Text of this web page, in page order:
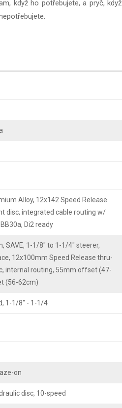
když ho potřebujete, a pryč, když
Alloy, 12x142 Speed Release
disc, integrated cable routing w/
Di2 ready
SAVE, 1-1/8" to 1-1/4" steerer,
12x100mm Speed Release thru-
internal routing, 55mm offset (47-
(56-62cm)
1-1/8" - 1-1/4
on
disc, 10-speed